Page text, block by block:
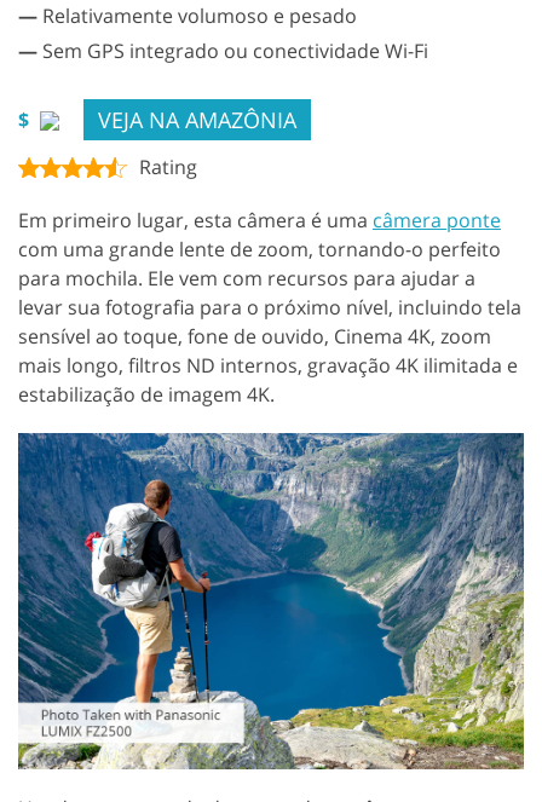
— Relativamente volumoso e pesado
— Sem GPS integrado ou conectividade Wi-Fi
$ VEJA NA AMAZÔNIA
Rating
Em primeiro lugar, esta câmera é uma câmera ponte
com uma grande lente de zoom, tornando-o perfeito
para mochila. Ele vem com recursos para ajudar a
levar sua fotografia para o próximo nível, incluindo tela
sensível ao toque, fone de ouvido, Cinema 4K, zoom
mais longo, filtros ND internos, gravação 4K ilimitada e
estabilização de imagem 4K.